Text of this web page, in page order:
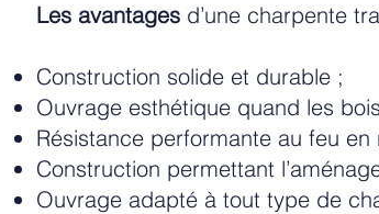
Les avantages d’une charpente
Construction solide et durable ;
Ouvrage esthétique quand les
Résistance performante au feu
Construction permettant
Ouvrage adapté à tout type de